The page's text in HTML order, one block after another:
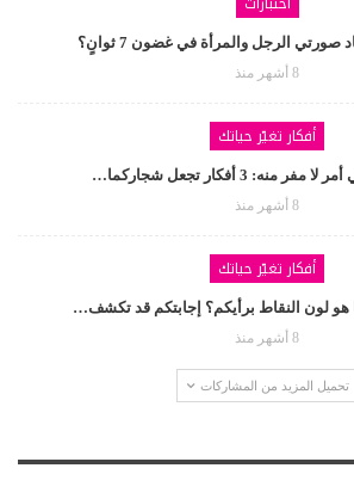
صورتي الرجل والمرأة في غضون 7 ثوانٍ؟
8 أشهر منذ
أفكار تغيّر حياتك
منه: 3 أفكار تجعل شجاركما…
8 أشهر منذ
أفكار تغيّر حياتك
هو لون النقاط برأيكم؟ إجابتكم قد تكشف…
8 أشهر منذ
تحميل المزيد من المشاركات